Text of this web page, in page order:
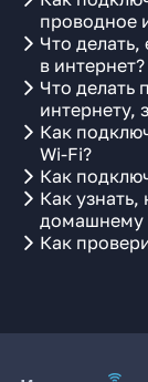
проводное
Что
в интернет?
Что делать
интернету,
Как
Wi-Fi?
Как
Как
домашнему
Как